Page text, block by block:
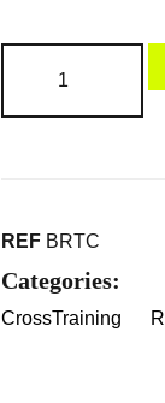
REF BRTC
Categories:
CrossTraining